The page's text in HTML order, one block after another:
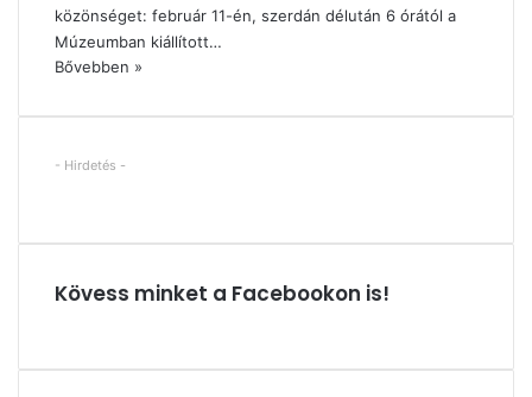
közönséget: február 11-én, szerdán délután 6 órától a
Múzeumban kiállított…
Bővebben »
- Hirdetés -
Kövess minket a Facebookon is!